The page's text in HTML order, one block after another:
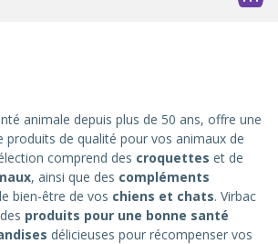
animale depuis plus de 50 ans, offre une
produits de qualité pour vos animaux de
comprend des croquettes et de
, ainsi que des compléments
bien-être de vos chiens et chats. Virbac
produits pour une bonne santé
délicieuses pour récompenser vos